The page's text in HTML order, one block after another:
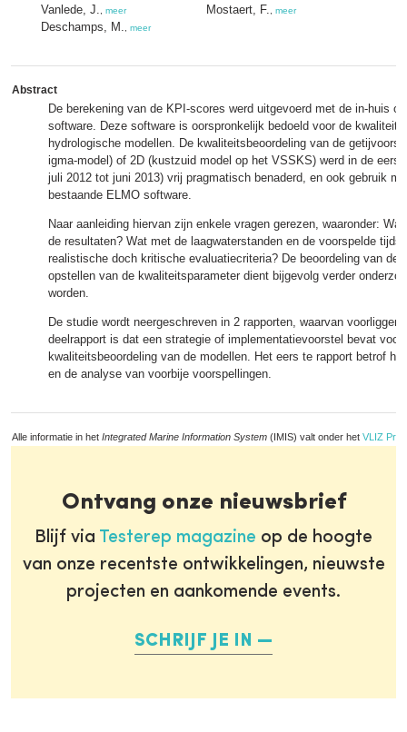
Vanlede, J. meer
Deschamps, M. meer
Mostaert, F. meer
Abstract
De berekening van de KPI-scores werd uitgevoerd met de in-huis
software. Deze software is oorspronkelijk bedoeld voor de
hydrologische modellen. De kwaliteitsbeoordeling van de
igma-model) of 2D (kustzuid model op het VSSKS) werd in de
juli 2012 tot juni 2013) vrij pragmatisch benaderd, en ook gebruik
bestaande ELMO software.
Naar aanleiding hiervan zijn enkele vragen gerezen, waaronder:
de resultaten? Wat met de laagwaterstanden en de voorspelde
realistische doch kritische evaluatiecriteria? De beoordeling van de
opstellen van de kwaliteitsparameter dient bijgevolg verder
worden.
De studie wordt neergeschreven in 2 rapporten, waarvan
deelrapport is dat een strategie of implementatievoorstel bevat voor
kwaliteitsbeoordeling van de modellen. Het eers te rapport betrof
en de analyse van voorbije voorspellingen.
Alle informatie in het Integrated Marine Information System (IMIS) valt onder het VLIZ
Ontvang onze nieuwsbrief
Blijf via Testerep magazine op de hoogte
van onze recentste ontwikkelingen, nieuwste
projecten en aankomende events.
SCHRIJF JE IN